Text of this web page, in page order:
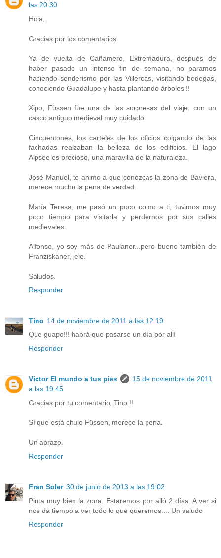
las 20:30
Hola,
Gracias por los comentarios.
Ya de vuelta de Cañamero, Extremadura, después de
haber pasado un intenso fin de semana, no paramos
haciendo senderismo por las Villercas, visitando bodegas,
conociendo Guadalupe y hasta plantando árboles !!
Xipo, Füssen fue una de las sorpresas del viaje, con un
casco antiguo medieval muy cuidado.
Cincuentones, los carteles de los oficios colgando de las
fachadas realzaban la belleza de los edificios. El lago
Alpsee es precioso, una maravilla de la naturaleza.
José Manuel, te animo a que conozcas la zona de Baviera,
merece mucho la pena de verdad.
María Teresa, me pasó un poco como a ti, tuvimos muy
poco tiempo para visitarla y perdernos por sus calles
medievales.
Alfonso, yo soy más de Paulaner...pero bueno también de
Franziskaner, jeje.
Saludos.
Responder
Tino 14 de noviembre de 2011 a las 12:19
Que guapo!!! habrá que pasarse un día por allí
Responder
Victor El mundo a tus pies
15 de noviembre de 2011
a las 19:45
Gracias por tu comentario, Tino !!
Sí que está chulo Füssen, merece la pena.
Un abrazo.
Responder
Fran Soler 30 de junio de 2013 a las 19:02
Pinta muy bien la zona. Estaremos por alló 2 días. A ver si
nos da tiempo a ver todo lo que queremos.... Un saludo
Responder